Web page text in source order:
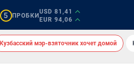
5 ПРОБКИ
USD 81,41
EUR 94,06
Кузбасский мэр-взяточник хочет домой